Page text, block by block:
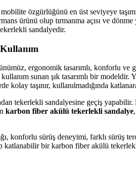
özgürlüğünü en üst seviyeye
ürünü olup tırmanma açısı ve
sandalyedir.
ergonomik tasarımlı, konforlu
sunan şık tasarımlı bir
kolay taşınır, kullanılmadığında
tekerlekli sandalyesine geçiş
karbon fiber akülü tekerlekli sandalye
konforlu sürüş deneyimi, farklı sürüş
katlanabilir bir karbon fiber akülü